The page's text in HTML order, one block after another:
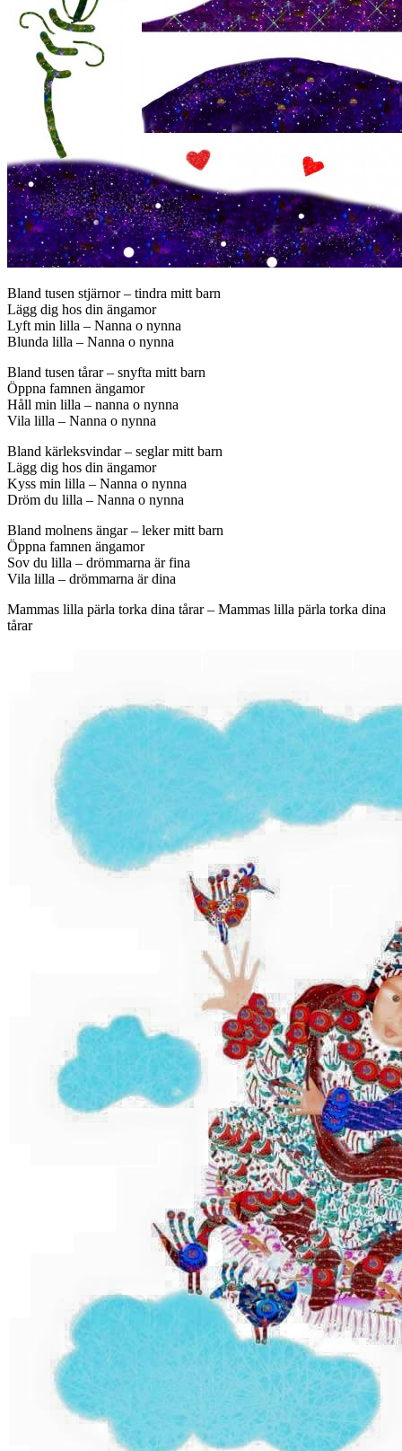
Bland tusen stjärnor – tindra mitt barn
Lägg dig hos din ängamor
Lyft min lilla – Nanna o nynna
Blunda lilla – Nanna o nynna
Bland tusen tårar – snyfta mitt barn
Öppna famnen ängamor
Håll min lilla – nanna o nynna
Vila lilla – Nanna o nynna
Bland kärleksvindar – seglar mitt barn
Lägg dig hos din ängamor
Kyss min lilla – Nanna o nynna
Dröm du lilla – Nanna o nynna
Bland molnens ängar – leker mitt barn
Öppna famnen ängamor
Sov du lilla – drömmarna är fina
Vila lilla – drömmarna är dina
Mammas lilla pärla torka dina tårar – Mammas lilla pärla torka dina
tårar